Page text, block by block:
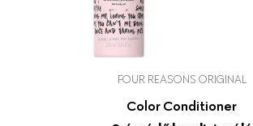
FOUR REASONS ORIGINAL
Color Conditioner